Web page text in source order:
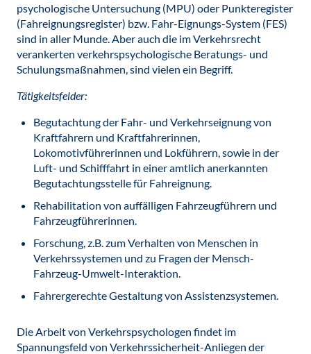
psychologische Untersuchung (MPU) oder Punkteregister
(Fahreignungsregister) bzw. Fahr-Eignungs-System (FES)
sind in aller Munde. Aber auch die im Verkehrsrecht
verankerten verkehrspsychologische Beratungs- und
Schulungsmaßnahmen, sind vielen ein Begriff.
Tätigkeitsfelder:
Begutachtung der Fahr- und Verkehrseignung von
Kraftfahrern und Kraftfahrerinnen,
Lokomotivführerinnen und Lokführern, sowie in der
Luft- und Schifffahrt in einer amtlich anerkannten
Begutachtungsstelle für Fahreignung.
Rehabilitation von auffälligen Fahrzeugführern und
Fahrzeugführerinnen.
Forschung, z.B. zum Verhalten von Menschen in
Verkehrssystemen und zu Fragen der Mensch-
Fahrzeug-Umwelt-Interaktion.
Fahrergerechte Gestaltung von Assistenzsystemen.
Die Arbeit von Verkehrspsychologen findet im
Spannungsfeld von Verkehrssicherheit-Anliegen der